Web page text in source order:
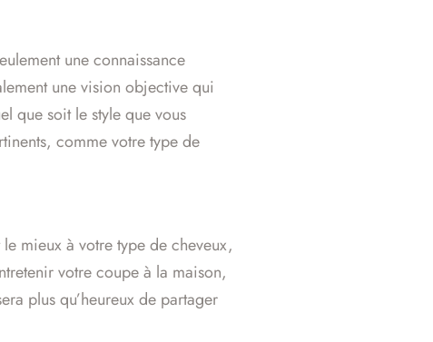
une connaissance
une vision objective qui
que soit le style que vous
comme votre type de
mieux à votre type de cheveux,
votre coupe à la maison,
plus qu’heureux de partager